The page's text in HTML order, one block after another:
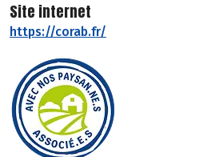
Site internet
https://corab.fr/